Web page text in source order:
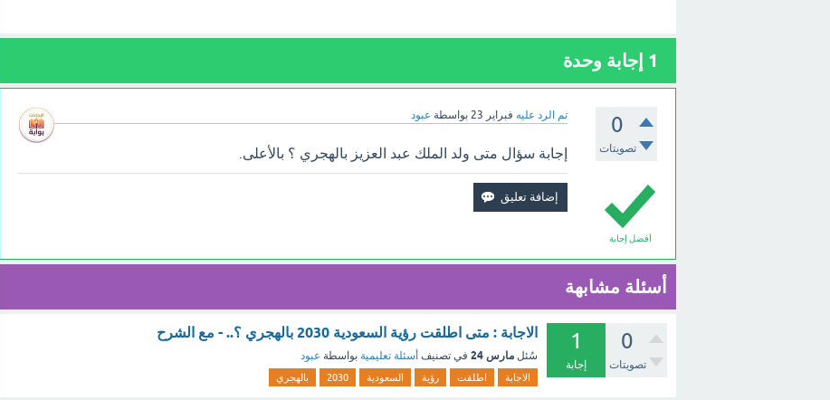
1 إجابة وحدة
0
تصويتات
تم الرد عليه فبراير 23 بواسطة عبود
أفضل إجابة
إجابة سؤال متى ولد الملك عبد العزيز بالهجري ؟ بالأعلى.
أسئلة مشابهة
0
تصويتات
1
إجابة
الاجابة : متى اطلقت رؤية السعودية 2030 بالهجري ؟.. - مع الشرح
سُئل مارس 24 في تصنيف أسئلة تعليمية بواسطة عبود
الاجابة اطلقت رؤية السعودية 2030 بالهجري